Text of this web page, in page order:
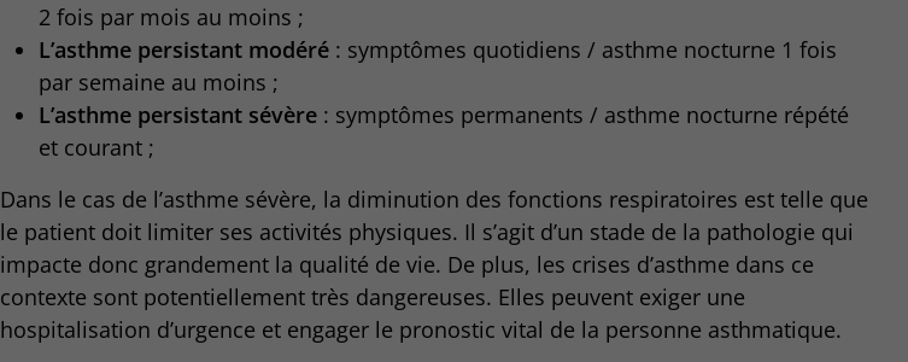
2 fois par mois au moins ;
L’asthme persistant modéré : symptômes quotidiens / asthme nocturne 1 fois
par semaine au moins ;
L’asthme persistant sévère : symptômes permanents / asthme nocturne répété
et courant ;
Dans le cas de l’asthme sévère, la diminution des fonctions respiratoires est telle que
le patient doit limiter ses activités physiques. Il s’agit d’un stade de la pathologie qui
impacte donc grandement la qualité de vie. De plus, les crises d’asthme dans ce
contexte sont potentiellement très dangereuses. Elles peuvent exiger une
hospitalisation d’urgence et engager le pronostic vital de la personne asthmatique.